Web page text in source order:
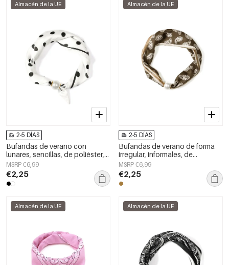
Almacén de la UE
2-5 DÍAS
Bufandas de verano con
lunares, sencillas, de poliéster,
accesorios para el día a día.
MSRP €6,99
€2,25
Almacén de la UE
2-5 DÍAS
Bufandas de verano de forma
irregular, informales, de
poliéster, para uso diario.
MSRP €6,99
€2,25
Almacén de la UE Almacén de la UE